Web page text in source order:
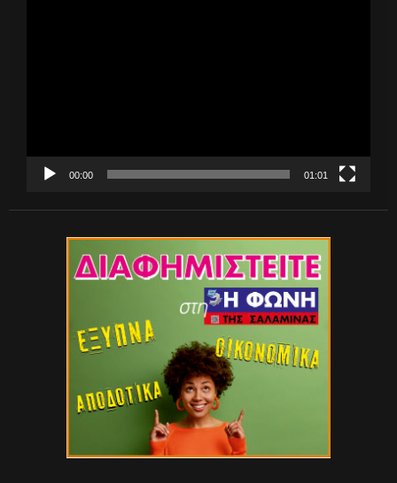
00:00 01:01